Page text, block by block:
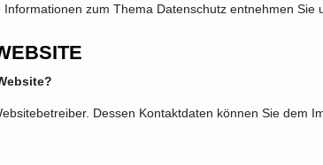
zum Thema Datenschutz entnehmen
Dessen Kontaktdaten können Sie dem